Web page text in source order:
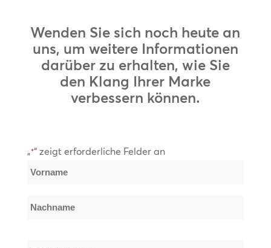
Wenden Sie sich noch heute an
uns, um weitere Informationen
darüber zu erhalten, wie Sie
den Klang Ihrer Marke
verbessern können.
„*“ zeigt erforderliche Felder an
Name